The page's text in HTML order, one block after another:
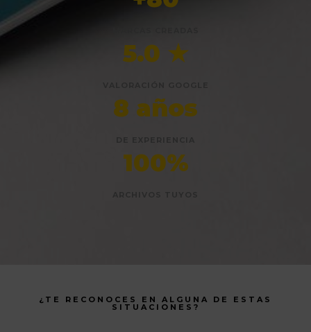
5.0 ★
8 años
100%
¿TE RECONOCES EN ALGUNA DE ESTAS
SITUACIONES?